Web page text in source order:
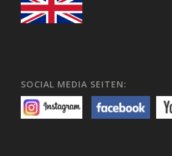
SOCIAL MEDIA SEITEN: